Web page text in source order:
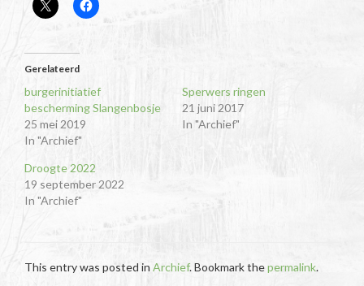
Gerelateerd
burgerinitiatief
bescherming Slangenbosje
25 mei 2019
In "Archief"
Sperwers ringen
21 juni 2017
In "Archief"
Droogte 2022
19 september 2022
In "Archief"
This entry was posted in Archief. Bookmark thepermalink.